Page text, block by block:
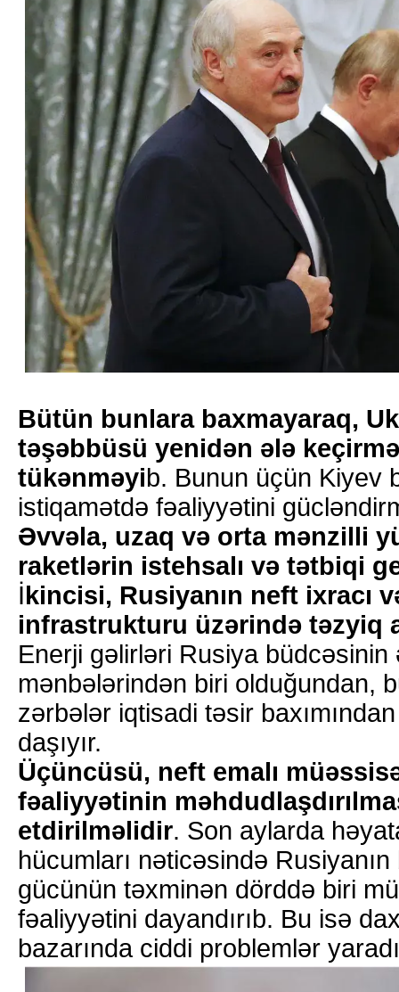
Bütün bunlara baxmayaraq,
təşəbbüsü yenidən ələ
tükənməyib. Bunun üçün Kiyev
istiqamətdə fəaliyyətini
Əvvəla, uzaq və orta mənzilli
raketlərin istehsalı və tətbiqi
İkincisi, Rusiyanın neft ixracı
infrastrukturu üzərində təzyiq
Enerji gəlirləri Rusiya büdcəsinin
mənbələrindən biri olduğundan,
zərbələr iqtisadi təsir
daşıyır.
Üçüncüsü, neft emalı
fəaliyyətinin
etdirilməlidir. Son aylarda
hücumları nəticəsində
gücünün təxminən dörddə biri
fəaliyyətini dayandırıb. Bu isə
bazarında ciddi problemlər